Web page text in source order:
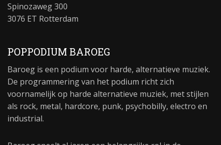
Spinozaweg 300
3076 ET Rotterdam
POPPODIUM BAROEG
Baroeg is een podium voor harde, alternatieve muziek.
De programmering van het podium richt zich
voornamelijk op harde alternatieve muziek, met stijlen
als rock, metal, hardcore, punk, psychobilly, electro en
industrial.